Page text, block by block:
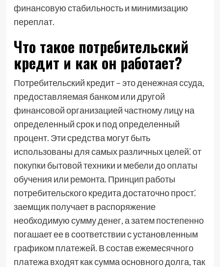
финансовую стабильность и минимизацию
переплат.
Что такое потребительский
кредит и как он работает?
Потребительский кредит – это денежная ссуда,
предоставляемая банком или другой
финансовой организацией частному лицу на
определенный срок и под определенный
процент. Эти средства могут быть
использованы для самых различных целей⁚ от
покупки бытовой техники и мебели до оплаты
обучения или ремонта. Принцип работы
потребительского кредита достаточно прост⁚
заемщик получает в распоряжение
необходимую сумму денег, а затем постепенно
погашает ее в соответствии с установленным
графиком платежей. В состав ежемесячного
платежа входят как сумма основного долга, так